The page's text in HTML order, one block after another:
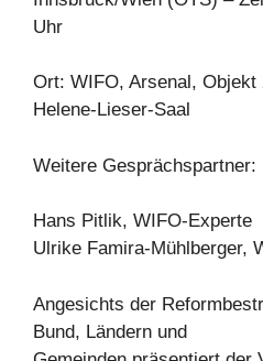
Uhr
Ort: WIFO, Arsenal, Objekt
Helene-Lieser-Saal
Weitere Gesprächspartner:
Hans Pitlik, WIFO-Experte
Ulrike Famira-Mühlberger,
Angesichts der
Bund, Ländern und